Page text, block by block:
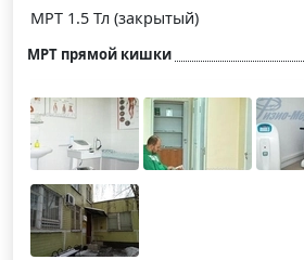
МРТ 1.5 Тл (закрытый)
МРТ прямой кишки